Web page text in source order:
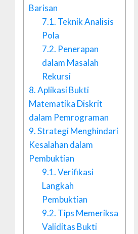
Barisan
7.1. Teknik Analisis
Pola
7.2. Penerapan
dalam Masalah
Rekursi
8.Aplikasi Bukti
Matematika Diskrit
dalam Pemrograman
9.Strategi Menghindari
Kesalahan dalam
Pembuktian
9.1.Verifikasi
Langkah
Pembuktian
9.2. Tips Memeriksa
Validitas Bukti